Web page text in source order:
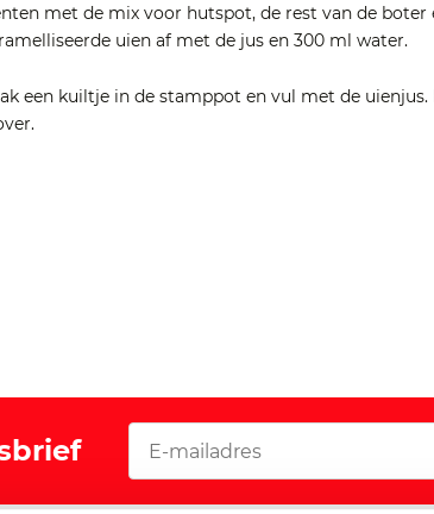
met de mix voor hutspot, de rest van de boter
uien af met de jus en 300 ml water.
een kuiltje in de stamppot en vul met de